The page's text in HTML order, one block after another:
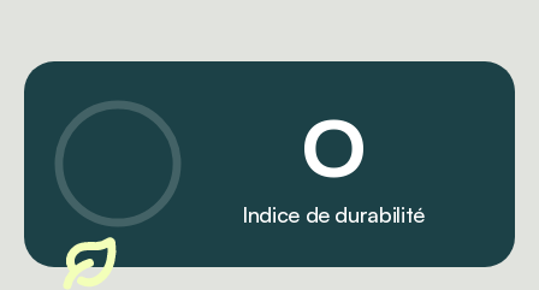
0
Indice de durabilité